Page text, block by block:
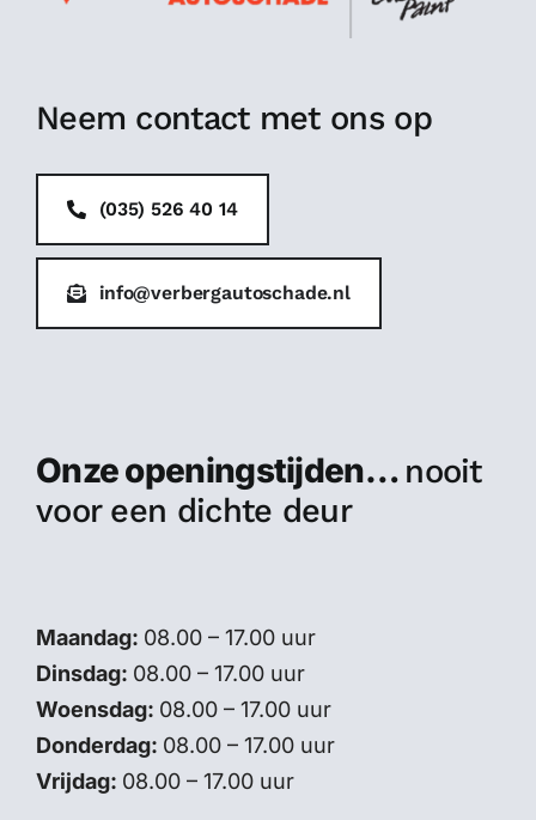
Neem contact met ons op
(035) 526 40 14
info@verbergautoschade.nl
Onze openingstijden… nooit
voor een dichte deur
Maandag: 08.00 – 17.00 uur
Dinsdag: 08.00 – 17.00 uur
Woensdag: 08.00 – 17.00 uur
Donderdag: 08.00 – 17.00 uur
Vrijdag: 08.00 – 17.00 uur